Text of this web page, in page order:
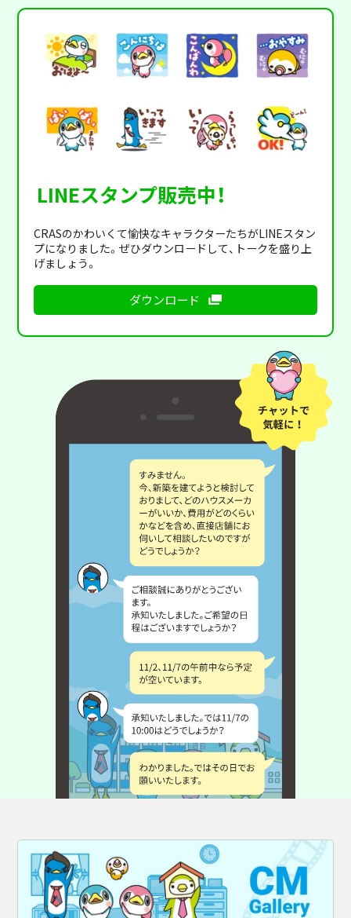
LINEスタンプ販売中！
CRASのかわいくて愉快なキャラクターたちがLINEスタン
プになりました。ぜひダウンロードして、トークを盛り上
げましょう。
ダウンロード